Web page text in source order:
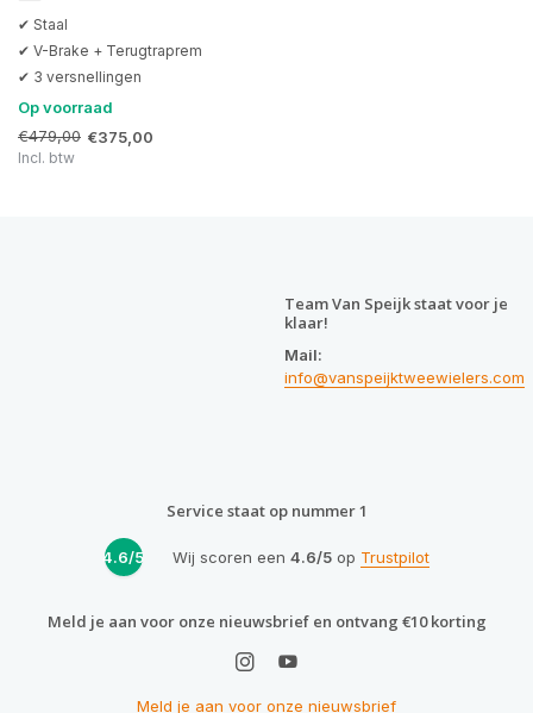
✔ Staal
✔ V-Brake + Terugtraprem
✔ 3 versnellingen
Op voorraad
€479,00 €375,00
Incl. btw
Team Van Speijk staat voor je
klaar!
Mail:
info@vanspeijktweewielers.com
Service staat op nummer 1
4.6/5 Wij scoren een 4.6/5op Trustpilot
Meld je aan voor onze nieuwsbrief en ontvang €10 korting
Meld je aan voor onze nieuwsbrief